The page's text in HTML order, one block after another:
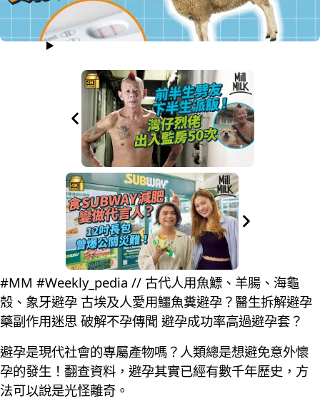
#MM #Weekly_pedia // 古代人用魚鰾、羊腸、海龜
殼、象牙避孕 古埃及人愛用鱷魚糞避孕？醫生拆解避孕
藥副作用迷思 破解不孕傳聞 避孕成功率高過避孕套？
避孕是現代社會的專屬產物嗎？人類總是想避免意外懷
孕的發生！翻查資料，避孕其實已經有數千年歷史，方
法可以說是光怪離奇。